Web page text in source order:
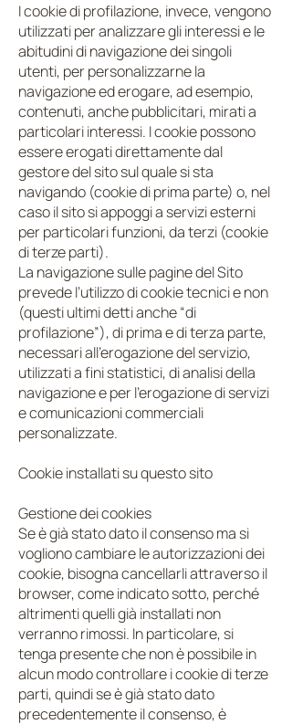
I cookie di profilazione, invece, vengono
utilizzati per analizzare gli interessi e le
abitudini di navigazione dei singoli
utenti, per personalizzarne la
navigazione ed erogare, ad esempio,
contenuti, anche pubblicitari, mirati a
particolari interessi. I cookie possono
essere erogati direttamente dal
gestore del sito sul quale si sta
navigando (cookie di prima parte) o, nel
caso il sito si appoggi a servizi esterni
per particolari funzioni, da terzi (cookie
di terze parti).
La navigazione sulle pagine del Sito
prevede l’utilizzo di cookie tecnici e non
(questi ultimi detti anche “di
profilazione”), di prima e di terza parte,
necessari all’erogazione del servizio,
utilizzati a fini statistici, di analisi della
navigazione e per l’erogazione di servizi
e comunicazioni commerciali
personalizzate.
Cookie installati su questo sito
Gestione dei cookies
Se è già stato dato il consenso ma si
vogliono cambiare le autorizzazioni dei
cookie, bisogna cancellarli attraverso il
browser, come indicato sotto, perché
altrimenti quelli già installati non
verranno rimossi. In particolare, si
tenga presente che non è possibile in
alcun modo controllare i cookie di terze
parti, quindi se è già stato dato
precedentemente il consenso, è